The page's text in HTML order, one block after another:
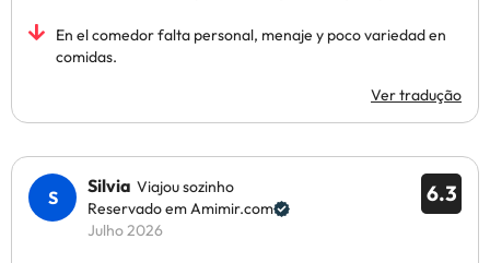
En el comedor falta personal, menaje y poco variedad en
comidas.
Ver tradução
6.3
Silvia Viajou sozinho
Reservado em Amimir.com
Julho 2026